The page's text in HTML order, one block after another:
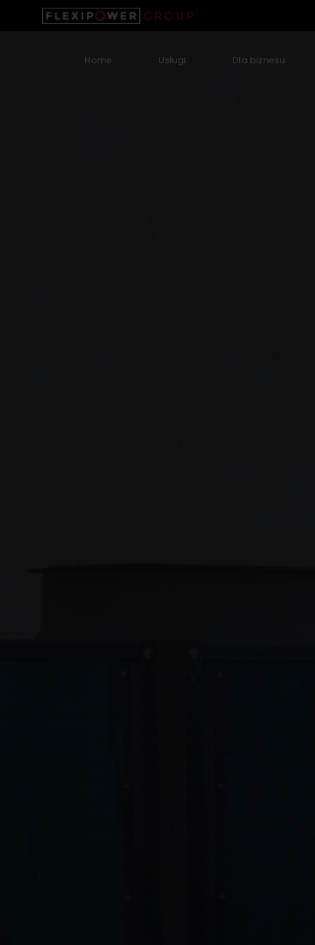
Home Usługi Dla biznesu